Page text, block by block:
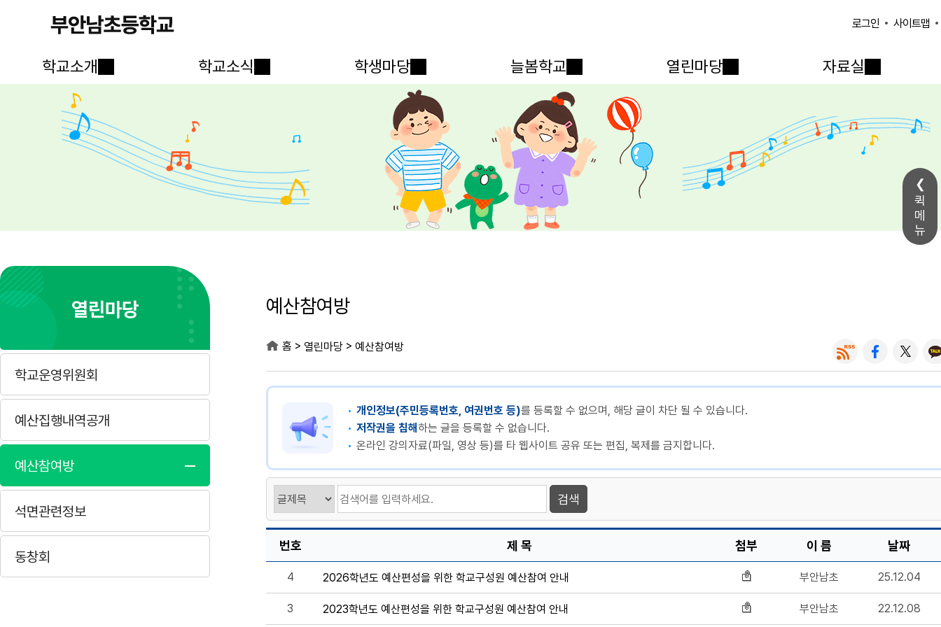
퀵
메
뉴
로그인 사이트맵
학교소개 학교소식 학생마당 늘봄학교 열린마당 자료실
열린마당
학교운영위원회
예산집행내역공개
예산참여방
석면관련정보
동창회
예산참여방
홈 > 열린마당 > 예산참여방
개인정보(주민등록번호, 여권번호 등)를 등록할 수 없으며, 해당 글이 차단 될 수 있습니다.
저작권을 침해하는 글을 등록할 수 없습니다.
온라인 강의자료(파일, 영상 등)를 타 웹사이트 공유 또는 편집, 복제를 금지합니다.
번호 제 목 첨부 이 름 날짜
4 2026학년도 예산편성을 위한 학교구성원 예산참여 안내 부안남초 25.12.04
3 2023학년도 예산편성을 위한 학교구성원 예산참여 안내 부안남초 22.12.08